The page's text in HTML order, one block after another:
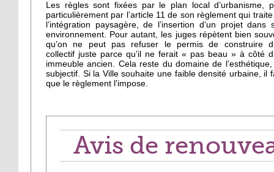
Les règles sont fixées par le plan local d’urbanisme,
particulièrement par l’article 11 de son règlement qui
l’intégration paysagère, de l’insertion d’un projet dans
environnement. Pour autant, les juges répètent bien
qu’on ne peut pas refuser le permis de construire
collectif juste parce qu’il ne ferait « pas beau » à côté
immeuble ancien. Cela reste du domaine de
subjectif. Si la Ville souhaite une faible densité urbaine, il
que le règlement l'impose.
Avis de